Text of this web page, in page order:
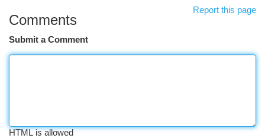
Report this page
Comments
Submit a Comment
HTML is allowed